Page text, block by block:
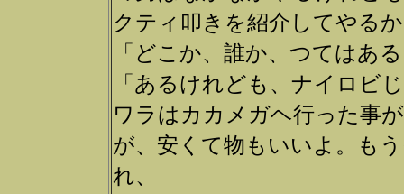
クティ叩きを紹介してやる
「どこか、誰か、つてはあ
「あるけれども、ナイロ
ワラはカカメガヘ行った事
が、安くて物もいいよ。も
れ、